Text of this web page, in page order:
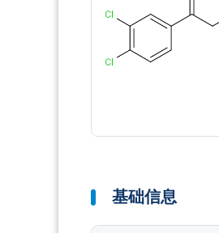
基础信息